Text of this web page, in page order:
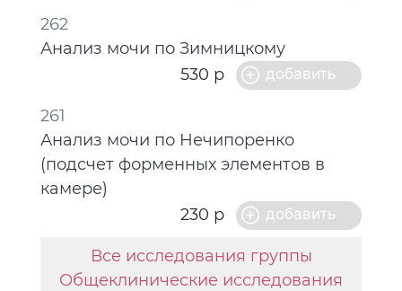
262
Анализ мочи по Зимницкому
530 р
261
Анализ мочи по Нечипоренко
(подсчет форменных элементов в
камере)
230 р
Все исследования группы
Общеклинические исследования